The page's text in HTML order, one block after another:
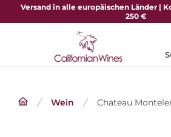
Versand in alle europäischen Länder |
250 €
Wein Chateau